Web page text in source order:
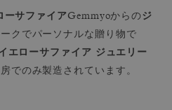
ーサファイアGemmyoからの ジ
クでパーソナルな贈り物で
エローサファイア ジュエリー
でのみ製造されています。